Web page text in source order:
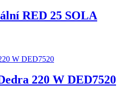
RED 25 SOLA
220 W DED7520